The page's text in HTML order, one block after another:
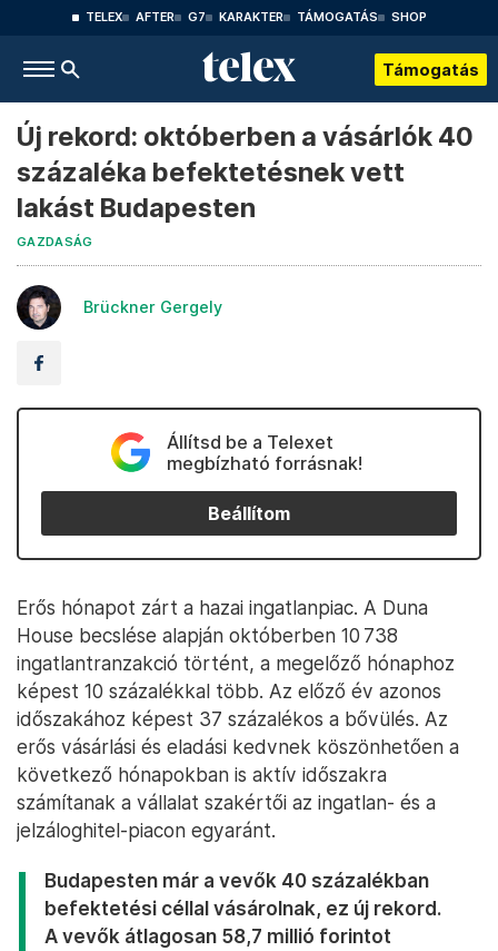
TELEX AFTER G7 KARAKTER TÁMOGATÁS SHOP
Támogatás
Új rekord: októberben a vásárlók 40
százaléka befektetésnek vett
lakást Budapesten
GAZDASÁG
Brückner Gergely
Állítsd be a Telexet
megbízható forrásnak!
Beállítom
Erős hónapot zárt a hazai ingatlanpiac. A Duna
House becslése alapján októberben 10 738
ingatlantranzakció történt, a megelőző hónaphoz
képest 10 százalékkal több. Az előző év azonos
időszakához képest 37 százalékos a bővülés. Az
erős vásárlási és eladási kedvnek köszönhetően a
következő hónapokban is aktív időszakra
számítanak a vállalat szakértői az ingatlan- és a
jelzáloghitel-piacon egyaránt.
Budapesten már a vevők 40 százalékban
befektetési céllal vásárolnak, ez új rekord.
A vevők átlagosan 58,7 millió forintot